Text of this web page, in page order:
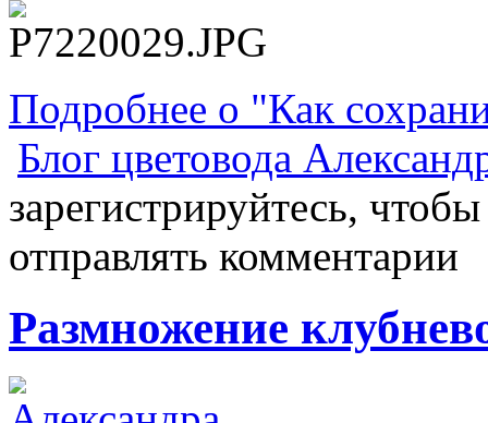
Подробнее о "Как
Блог цветовода
зарегистрируйтесь,
отправлять комментарии
Размножение